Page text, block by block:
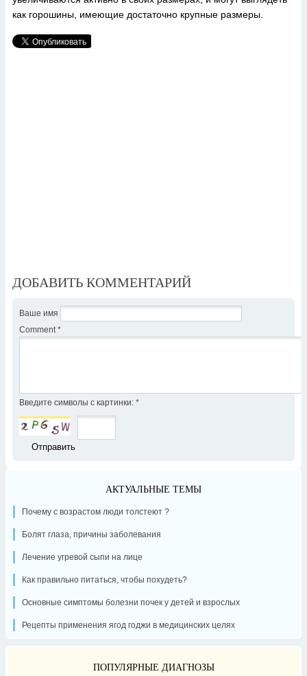
как горошины, имеющие достаточно крупные размеры.
ДОБАВИТЬ КОММЕНТАРИЙ
Ваше имя
Comment *
Введите символы с картинки: *
АКТУАЛЬНЫЕ ТЕМЫ
Почему с возрастом люди толстеют ?
Болят глаза, причины заболевания
Лечение угревой сыпи на лице
Как правильно питаться, чтобы похудеть?
Основные симптомы болезни почек у детей и взрослых
Рецепты применения ягод годжи в медицинских целях
ПОПУЛЯРНЫЕ ДИАГНОЗЫ